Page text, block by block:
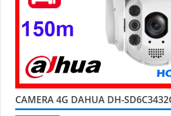
CAMERA 4G DAHUA DH-